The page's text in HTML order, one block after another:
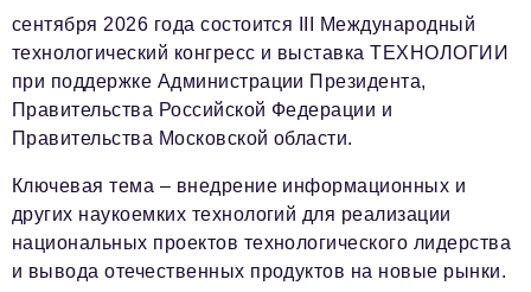
сентября 2026 года состоится III Международный
технологический конгресс и выставка ТЕХНОЛОГИИ
при поддержке Администрации Президента,
Правительства Российской Федерации и
Правительства Московской области.
Ключевая тема – внедрение информационных и
других наукоемких технологий для реализации
национальных проектов технологического лидерства
и вывода отечественных продуктов на новые рынки.